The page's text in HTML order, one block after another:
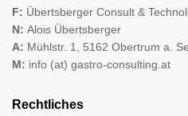
F: Übertsberger Consult &
N: Alois Übertsberger
A: Mühlstr. 1, 5162 Obertrum a.
M: info (at) gastro-consulting.at
Rechtliches